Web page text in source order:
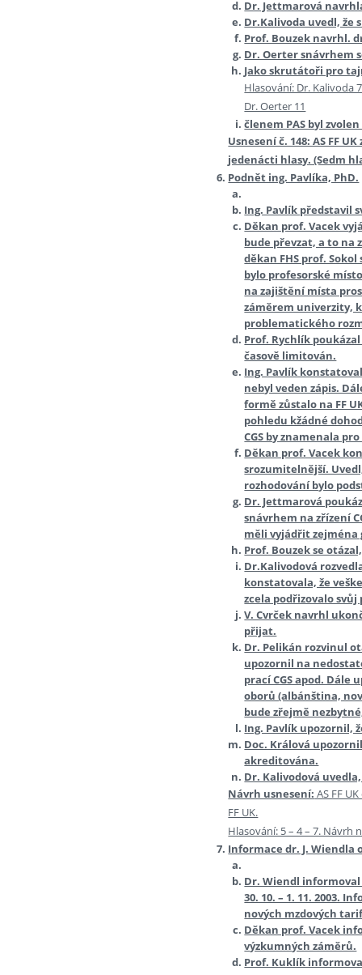
Dr. Jettmarová
Dr.Kalivoda uvedl, že
Prof. Bouzek navrhl.
Dr. Oerter snávrhem
Jako skrutátoři pro
Hlasování: Dr. Kalivoda 7
Dr. Oerter 11
členem PAS byl
Usnesení č. 148: AS FF
jedenácti hlasy. (Sedm
Podnět ing. Pavlíka, PhD.
Ing. Pavlík představil
Děkan prof. Vacek
bude převzat, a to na
děkan FHS prof.
bylo profesorské
na zajištění místa
záměrem univerzity,
problematického
Prof. Rychlík
časově limitován.
Ing. Pavlík
nebyl veden zápis.
formě zůstalo na FF
pohledu kžádné
CGS by znamenala
Děkan prof. Vacek
srozumitelnější.
rozhodování bylo
Dr. Jettmarová
snávrhem na zřízení
měli vyjádřit
Prof. Bouzek se
Dr.Kalivodová
konstatovala, že
zcela podřizovalo
V. Cvrček navrhl
přijat.
Dr. Pelikán rozvinul
upozornil na
prací CGS apod. Dále
oborů (albánština,
bude zřejmě
Ing. Pavlík upozornil,
Doc. Králová
akreditována.
Dr. Kalivodová
Návrh usnesení: AS FF
FF UK.
Hlasování: 5 – 4 – 7. Návrh
Informace dr. J. Wiendla
Dr. Wiendl informoval
30. 10. – 1. 11. 2003.
nových mzdových
Děkan prof. Vacek
výzkumných záměrů.
Prof. Kuklík